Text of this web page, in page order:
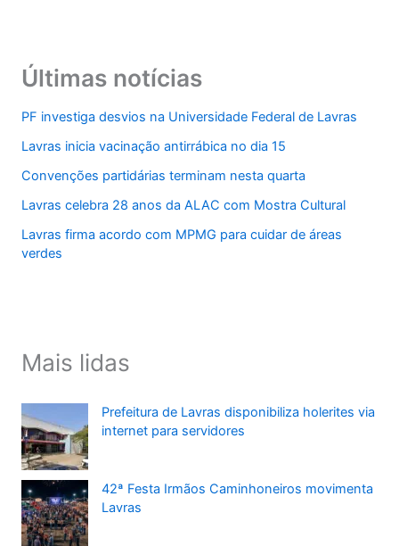
Últimas notícias
PF investiga desvios na Universidade Federal de Lavras
Lavras inicia vacinação antirrábica no dia 15
Convenções partidárias terminam nesta quarta
Lavras celebra 28 anos da ALAC com Mostra Cultural
Lavras firma acordo com MPMG para cuidar de áreas
verdes
Mais lidas
Prefeitura de Lavras disponibiliza holerites via
internet para servidores
42ª Festa Irmãos Caminhoneiros movimenta
Lavras